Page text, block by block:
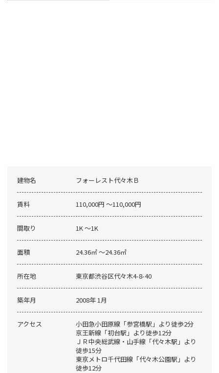
建物名 フォーレスト代々木Ｂ
賃料 110,000円 〜110,000円
間取り 1K 〜1K
面積 24.36㎡ 〜24.36㎡
所在地 東京都渋谷区代々木4-8-40
築年月 2008年 1月
アクセス
小田急小田原線「参宮橋駅」より徒歩2分
京王新線「初台駅」より徒歩12分
ＪＲ中央総武線・山手線「代々木駅」より
徒歩15分
東京メトロ千代田線「代々木公園駅」より
徒歩12分